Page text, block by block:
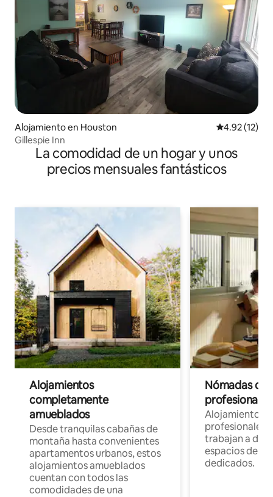
Alojamiento en Houston Calificación
4.92 (12)
Gillespie Inn
La comodidad de un hogar y unos
precios mensuales fantásticos
Alojamientos
completamente
amueblados
Desde tranquilas cabañas de
montaña hasta convenientes
apartamentos urbanos, estos
alojamientos amueblados
cuentan con todos las
comodidades de una
Nómadas
Alojamientos
profesionales
trabajan a
espacios de
dedicados.